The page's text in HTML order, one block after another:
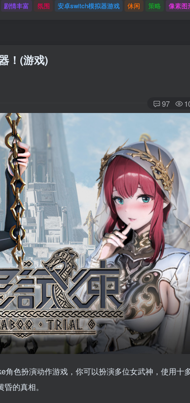
剧情丰富 氛围 安卓switch模拟器游戏 休闲 策略 像素图
！(游戏)
97
色扮演动作游戏，你可以扮演多位女武神，使用十
的真相。